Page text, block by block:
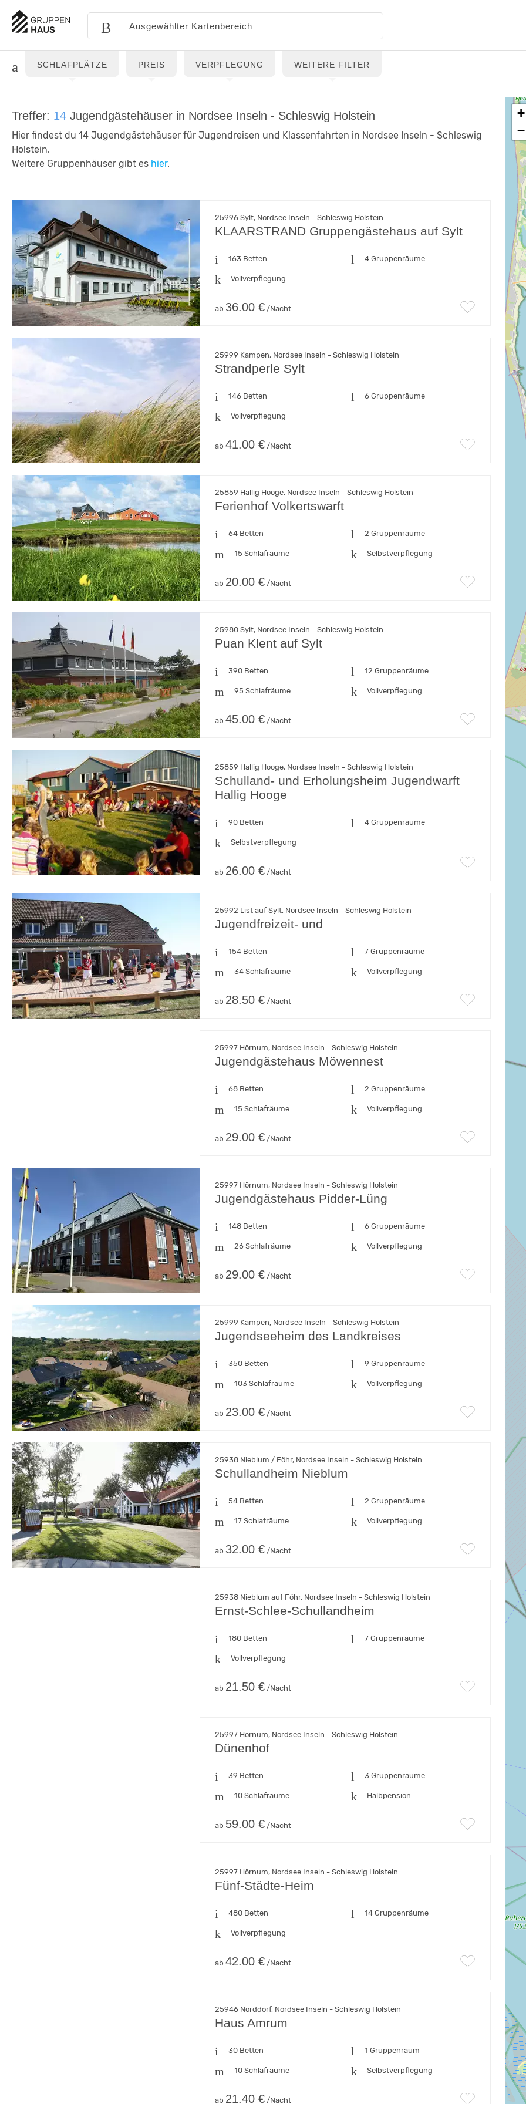
SCHLAFPLÄTZE PREIS VERPFLEGUNG WEITERE FILTER
Treffer: 14 Jugendgästehäuser in Nordsee Inseln - Schleswig Holstein
Hier findest du 14 Jugendgästehäuser für Jugendreisen und Klassenfahrten in Nordsee Inseln - Schleswig
Holstein.
Weitere Gruppenhäuser gibt es hier.
25996 Sylt, Nordsee Inseln - Schleswig Holstein
KLAARSTRAND Gruppengästehaus auf Sylt
163 Betten 4 Gruppenräume
Vollverpflegung
ab 36.00 € /Nacht
25999 Kampen, Nordsee Inseln - Schleswig Holstein
Strandperle Sylt
146 Betten 6 Gruppenräume
Vollverpflegung
ab 41.00 € /Nacht
25859 Hallig Hooge, Nordsee Inseln - Schleswig Holstein
Ferienhof Volkertswarft
64 Betten 2 Gruppenräume
15 Schlafräume Selbstverpflegung
ab 20.00 € /Nacht
25980 Sylt, Nordsee Inseln - Schleswig Holstein
Puan Klent auf Sylt
390 Betten 12 Gruppenräume
95 Schlafräume Vollverpflegung
ab 45.00 € /Nacht
25859 Hallig Hooge, Nordsee Inseln - Schleswig Holstein
Schulland- und Erholungsheim Jugendwarft
Hallig Hooge
90 Betten 4 Gruppenräume
Selbstverpflegung
ab 26.00 € /Nacht
25992 List auf Sylt, Nordsee Inseln - Schleswig Holstein
Jugendfreizeit- und
154 Betten 7 Gruppenräume
34 Schlafräume Vollverpflegung
ab 28.50 € /Nacht
25997 Hörnum, Nordsee Inseln - Schleswig Holstein
Jugendgästehaus Möwennest
68 Betten 2 Gruppenräume
15 Schlafräume Vollverpflegung
ab 29.00 € /Nacht
25997 Hörnum, Nordsee Inseln - Schleswig Holstein
Jugendgästehaus Pidder-Lüng
148 Betten 6 Gruppenräume
26 Schlafräume Vollverpflegung
ab 29.00 € /Nacht
25999 Kampen, Nordsee Inseln - Schleswig Holstein
Jugendseeheim des Landkreises
350 Betten 9 Gruppenräume
103 Schlafräume Vollverpflegung
ab 23.00 € /Nacht
25938 Nieblum / Föhr, Nordsee Inseln - Schleswig Holstein
Schullandheim Nieblum
54 Betten 2 Gruppenräume
17 Schlafräume Vollverpflegung
ab 32.00 € /Nacht
25938 Nieblum auf Föhr, Nordsee Inseln - Schleswig Holstein
Ernst-Schlee-Schullandheim
180 Betten 7 Gruppenräume
Vollverpflegung
ab 21.50 € /Nacht
25997 Hörnum, Nordsee Inseln - Schleswig Holstein
Dünenhof
39 Betten 3 Gruppenräume
10 Schlafräume Halbpension
ab 59.00 € /Nacht
25997 Hörnum, Nordsee Inseln - Schleswig Holstein
Fünf-Städte-Heim
480 Betten 14 Gruppenräume
Vollverpflegung
ab 42.00 € /Nacht
25946 Norddorf, Nordsee Inseln - Schleswig Holstein
Haus Amrum
30 Betten 1 Gruppenraum
10 Schlafräume Selbstverpflegung
ab 21.40 € /Nacht
+
−